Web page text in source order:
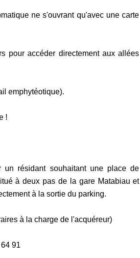
ne s'ouvrant qu'avec une carte
pour accéder directement aux allées
emphytéotique).
!
un résidant souhaitant une place de
à deux pas de la gare Matabiau et
à la sortie du parking.
à la charge de l'acquéreur)
91